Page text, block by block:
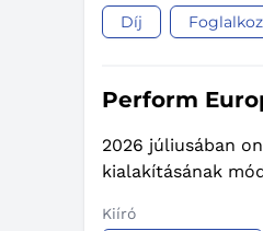
Díj
Perform
2026 júliusában
kialakításának
Kiíró